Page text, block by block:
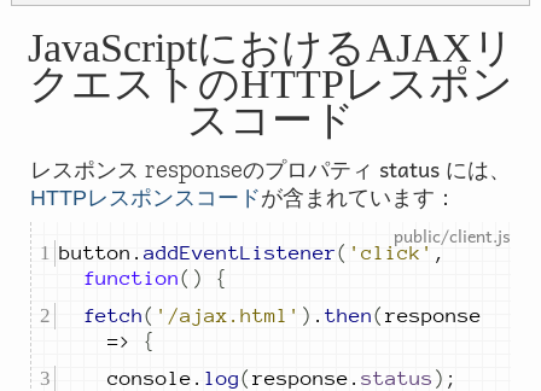
JavaScriptにおけるAJAXリ
クエストのHTTPレスポン
スコード
レスポンス responseのプロパティ status には、
HTTPレスポンスコードが含まれています：
button . addEventListener( 'click' ,
function()
{
fetch( '/ajax.html' ) . then( response
=>
{
console . log( response . status ) ;